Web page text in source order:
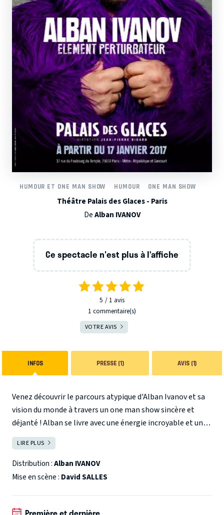
HUMOUR ET ONE MAN SHOW HUMOUR ONE MAN SHOW
Théâtre Palais des Glaces - Paris
DeAlban IVANOV
Ce spectacle n'est plus à l’affiche
5 1 avis
1 commentaire(s)
VOTRE AVIS
INFOS PRESSE (1) AVIS (1)
Venez découvrir le parcours atypique d'Alban Ivanov et sa
vision du monde à travers un one man show sincère et
déjanté ! Alban se livre avec une énergie incroyable et un
franc-parler propre à lui. Il nous invite à nous détendre et à
rire des difficultés de notre quotidien, et ça fait beaucoup
de bien. Timide s'abstenir ! Vous faites partie du spectacle,
Alban n'hésitera pas à vous prendre à partie et à
LIRE PLUS
Distribution :Alban IVANOV
Mise en scène : David SALLES